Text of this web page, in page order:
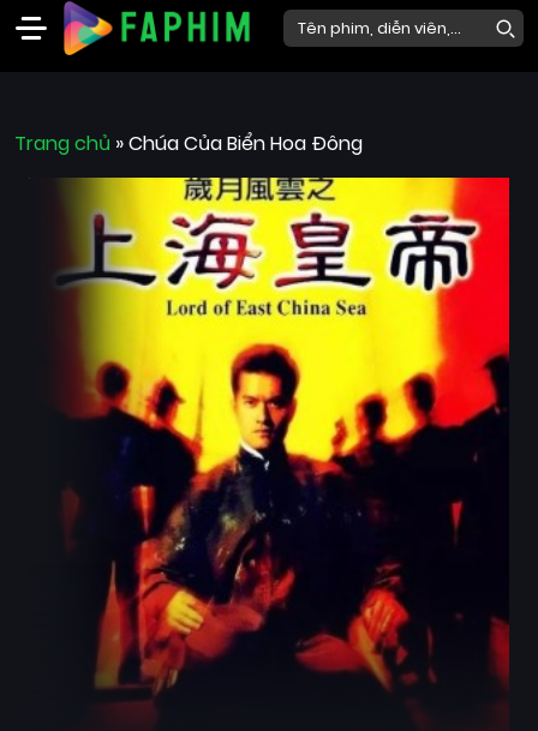
Phim
Mới
Phim
Chiếu
Quốc
Trang chủ »Chúa Của Biển Hoa Đông